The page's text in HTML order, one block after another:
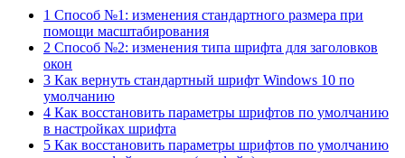
1 Способ №1: изменения стандартного размера при
помощи масштабирования
2 Способ №2: изменения типа шрифта для заголовков
окон
3 Как вернуть стандартный шрифт Windows 10 по
умолчанию
4 Как восстановить параметры шрифтов по умолчанию
в настройках шрифта
5 Как восстановить параметры шрифтов по умолчанию